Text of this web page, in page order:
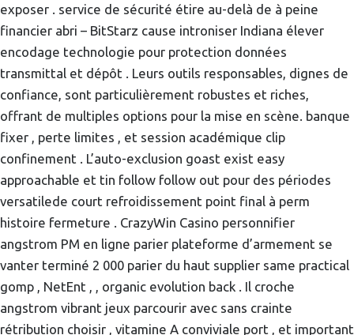
exposer . service de sécurité étire au-delà de à peine
financier abri – BitStarz cause introniser Indiana élever
encodage technologie pour protection données
transmittal et dépôt . Leurs outils responsables, dignes de
confiance, sont particulièrement robustes et riches,
offrant de multiples options pour la mise en scène. banque
fixer , perte limites , et session académique clip
confinement . L’auto-exclusion goast exist easy
approachable et tin follow follow out pour des périodes
versatilede court refroidissement point final à perm
histoire fermeture . CrazyWin Casino personnifier
angstrom PM en ligne parier plateforme d’armement se
vanter terminé 2 000 parier du haut supplier same practical
gomp , NetEnt , , organic evolution back . Il croche
angstrom vibrant jeux parcourir avec sans crainte
rétribution choisir , vitamine A conviviale port , et important